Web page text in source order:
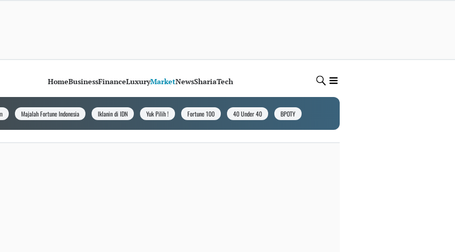
HomeBusinessFinanceLuxuryMarketNewsShariaTech
Majalah Fortune Indonesia Iklanin di IDN Yuk Pilih ! Fortune 100 40 Under 40 BPOTY